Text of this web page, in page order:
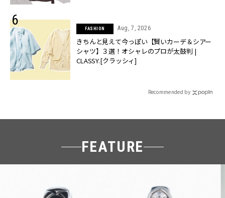
FASHION Aug, 7, 2026
きちんと見えて今っぽい【賢いカーデ＆シアー
シャツ】３選！オシャレのプロが太鼓判 |
CLASSY.[クラッシィ]
Recommended by
FEATURE